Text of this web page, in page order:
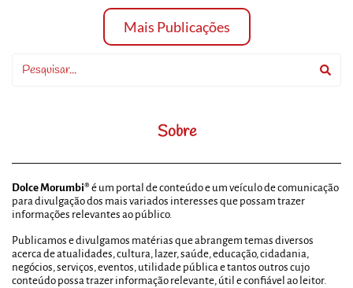
Mais Publicações
Sobre
Dolce Morumbi® é um portal de conteúdo e um veículo de comunicação
para divulgação dos mais variados interesses que possam trazer
informações relevantes ao público.
Publicamos e divulgamos matérias que abrangem temas diversos
acerca de atualidades, cultura, lazer, saúde, educação, cidadania,
negócios, serviços, eventos, utilidade pública e tantos outros cujo
conteúdo possa trazer informação relevante, útil e confiável ao leitor.